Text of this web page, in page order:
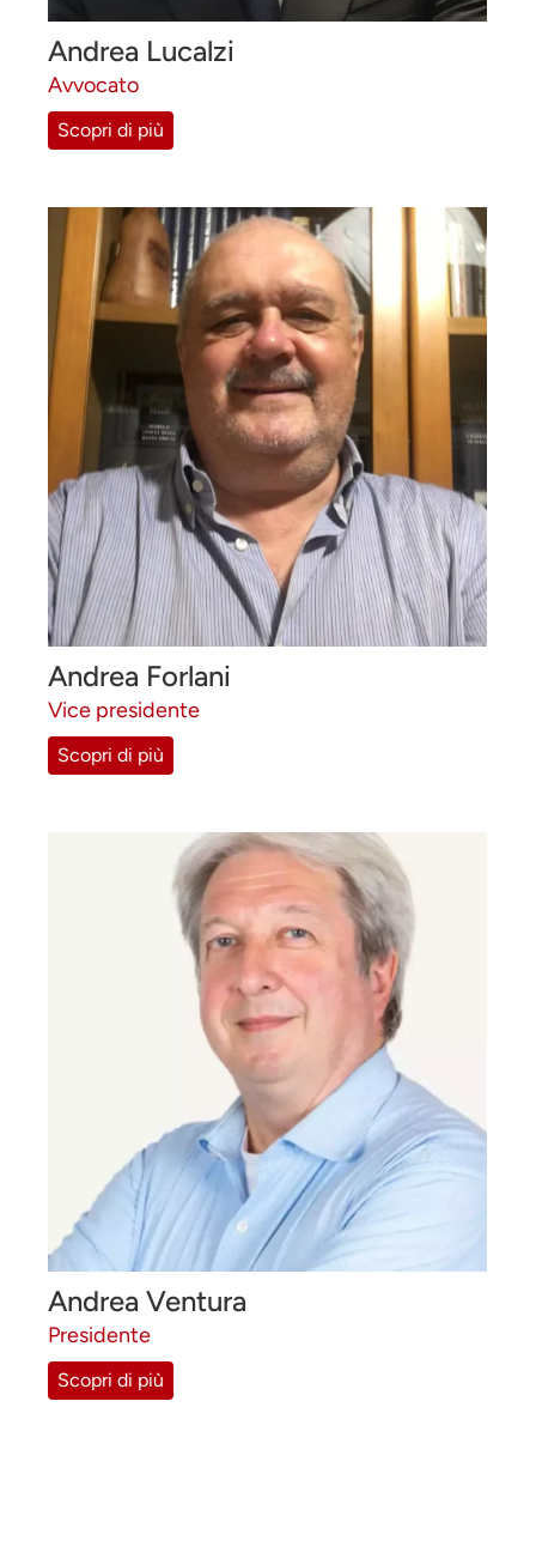
Andrea Lucalzi
Avvocato
Scopri di più
Andrea Forlani
Vice presidente
Scopri di più
Andrea Ventura
Presidente
Scopri di più